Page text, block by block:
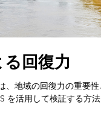
回復力
、地域の回復力の重要
を活用して検証する方